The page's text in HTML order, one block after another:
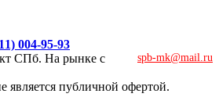
004-95-93
spb-mk@mail.ru
СПб. На рынке с
является публичной офертой.